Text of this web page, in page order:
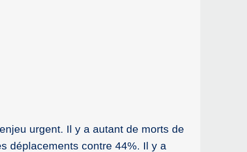
urgent. Il y a autant de morts de
déplacements contre 44%. Il y a